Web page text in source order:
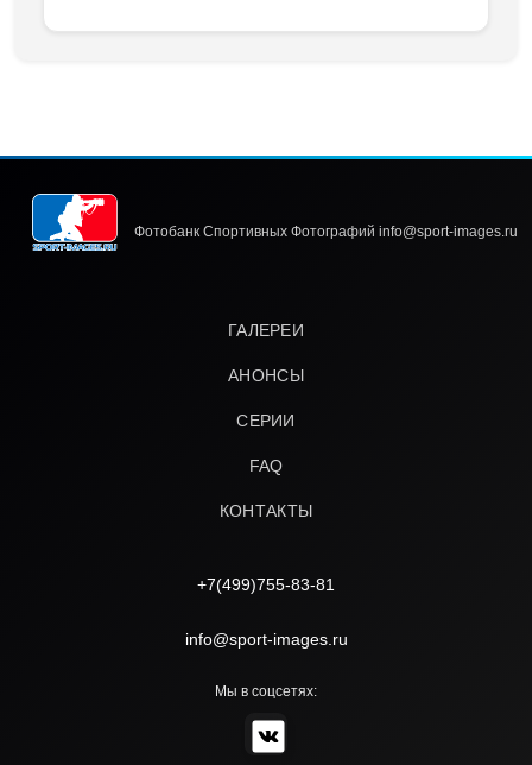
Фотобанк Спортивных Фотографий info@sport-images.ru
ГАЛЕРЕИ
АНОНСЫ
СЕРИИ
FAQ
КОНТАКТЫ
+7(499)755-83-81
info@sport-images.ru
Мы в соцсетях: